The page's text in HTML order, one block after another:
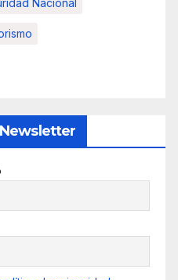
Nacional